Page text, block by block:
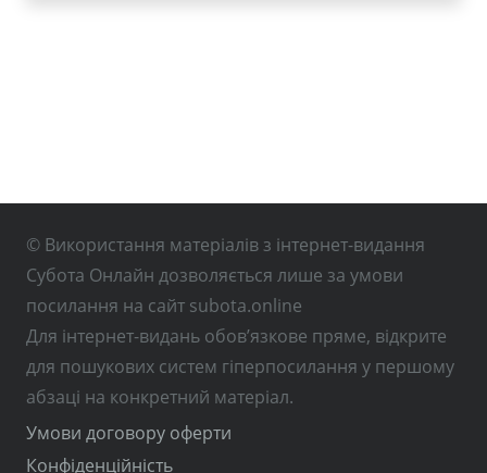
© Використання матеріалів з інтернет-видання
Субота Онлайн дозволяється лише за умови
посилання на сайт subota.online
Для інтернет-видань обов’язкове пряме, відкрите
для пошукових систем гіперпосилання у першому
абзаці на конкретний матеріал.
Умови договору оферти
Конфіденційність